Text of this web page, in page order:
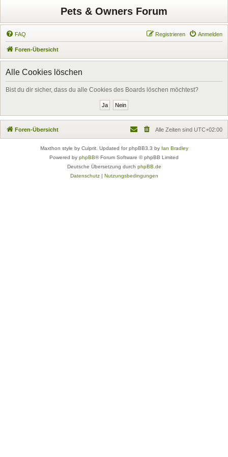
Pets & Owners Forum
FAQ Anmelden
Registrieren
Foren-Übersicht
Alle Cookies löschen
Bist du dir sicher, dass du alle Cookies des Boards löschen möchtest?
Foren-Übersicht Alle Zeiten sind UTC+02:00
Maxthon style by Culprit. Updated for phpBB3.3 by Ian Bradley
Powered by phpBB® Forum Software © phpBB Limited
Deutsche Übersetzung durch phpBB.de
Datenschutz| Nutzungsbedingungen